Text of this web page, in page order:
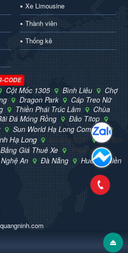
Xe Limousine
Thành viên
Thống kê
CODE
Cột Mốc 1305 Bình Liêu
Chợ
Dragon Park
Cáp Treo Nữ
Thiền Phái Trúc Lâm
Chùa
Đá Móng Rồng
Đảo Titop
Sun World Hạ Long Complex
Hạ Long Quảng Ninh
Du lịch
Bảng Giá Thuê Xe
Thuê xe
Nghệ An Đà Nẵng Huế
Miền